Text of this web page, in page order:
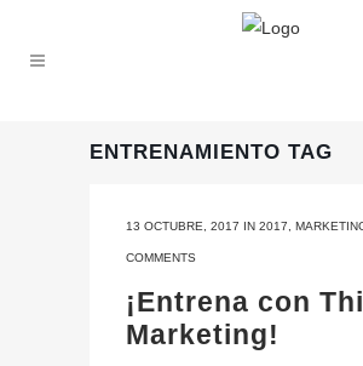
ENTRENAMIENTO TAG
13 OCTUBRE, 2017 IN 2017
COMMENTS
¡Entrena con
Marketing!